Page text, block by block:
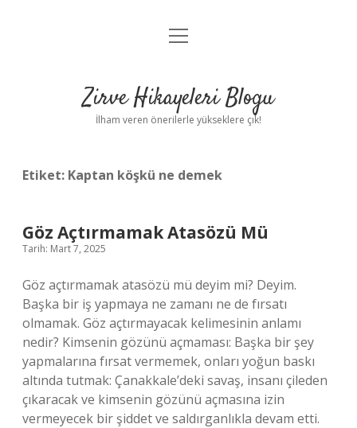
Anasayfa
Yasal Uyarı
menüyü
Zirve Hikayeleri Blogu
İlham veren önerilerle yükseklere çık!
Etiket: Kaptan köşkü ne demek
Göz Açtırmamak Atasözü Mü
Tarih: Mart 7, 2025
Göz açtırmamak atasözü mü deyim mi? Deyim.
Başka bir iş yapmaya ne zamanı ne de fırsatı
olmamak. Göz açtırmayacak kelimesinin anlamı
nedir? Kimsenin gözünü açmaması: Başka bir şey
yapmalarına fırsat vermemek, onları yoğun baskı
altında tutmak: Çanakkale’deki savaş, insanı çileden
çıkaracak ve kimsenin gözünü açmasına izin
vermeyecek bir şiddet ve saldırganlıkla devam etti.